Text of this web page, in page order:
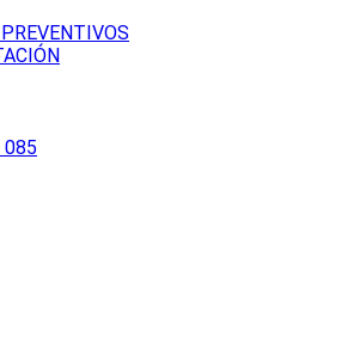
085